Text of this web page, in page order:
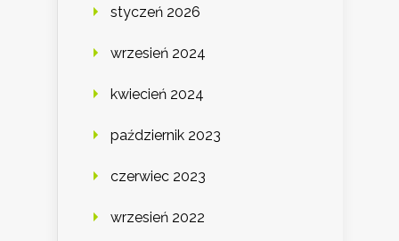
styczeń 2026
wrzesień 2024
kwiecień 2024
październik 2023
czerwiec 2023
wrzesień 2022